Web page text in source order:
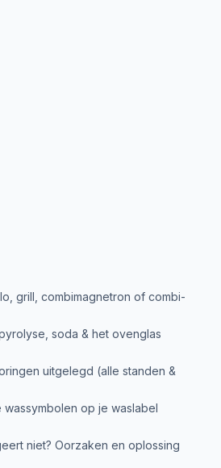
grill, combimagnetron of combi-
soda & het ovenglas
uitgelegd (alle standen &
wassymbolen op je waslabel
niet? Oorzaken en oplossing